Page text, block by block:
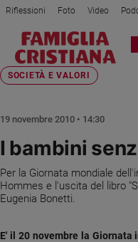
Attualità
Italia
Economia
Legalità
e
giustizia
Interviste
Riflessioni Foto Video
Privacy Policy Chi siamo
Registrati Redazione
Home page>Società e valori
SOCIETÀ E VALORI
I bambini
Per la Giornata mondiale
Hommes e l'uscita del libro
Eugenia Bonetti.
19 novembre 2010 • 14:30
E' il 20 novembre la